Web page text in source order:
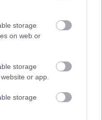
storage
on web or
storage
or app.
storage
πολύ στενά
. Το ρεπερτόριό του
Bachκαι τον
δημιουργούς
έργα που